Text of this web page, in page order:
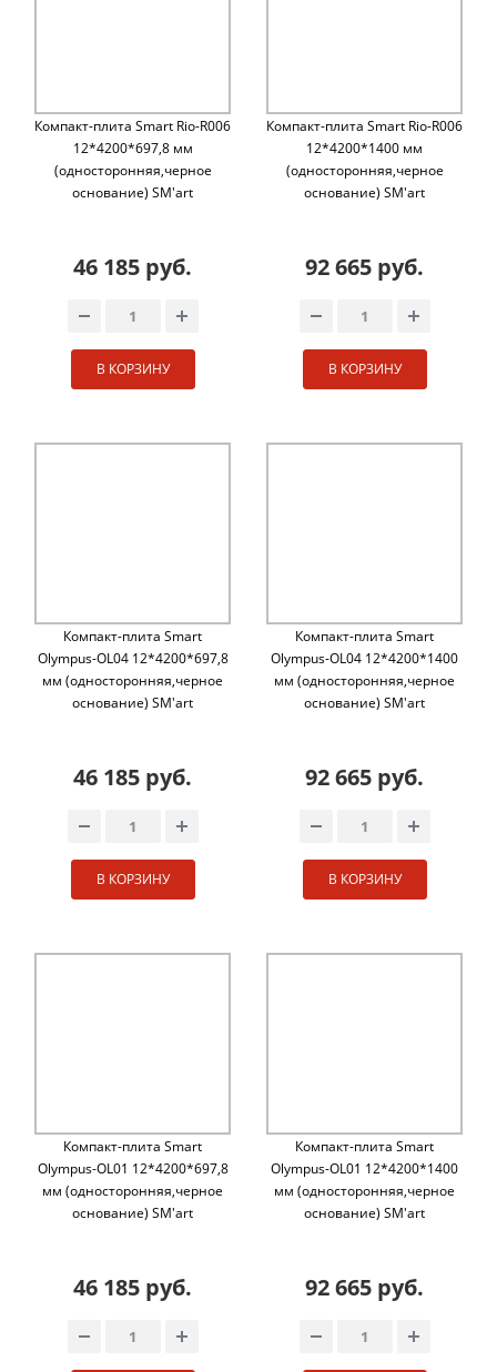
Компакт-плита Smart Rio-R006
12*4200*697,8 мм
(односторонняя,черное
основание) SM'art
46 185 руб.
В КОРЗИНУ
Компакт-плита Smart Rio-R006
12*4200*1400 мм
(односторонняя,черное
основание) SM'art
92 665 руб.
В КОРЗИНУ
Компакт-плита Smart
Olympus-OL04 12*4200*697,8
мм (односторонняя,черное
основание) SM'art
46 185 руб.
В КОРЗИНУ
Компакт-плита Smart
Olympus-OL04 12*4200*1400
мм (односторонняя,черное
основание) SM'art
92 665 руб.
В КОРЗИНУ
Компакт-плита Smart
Olympus-OL01 12*4200*697,8
мм (односторонняя,черное
основание) SM'art
46 185 руб.
Компакт-плита Smart
Olympus-OL01 12*4200*1400
мм (односторонняя,черное
основание) SM'art
92 665 руб.